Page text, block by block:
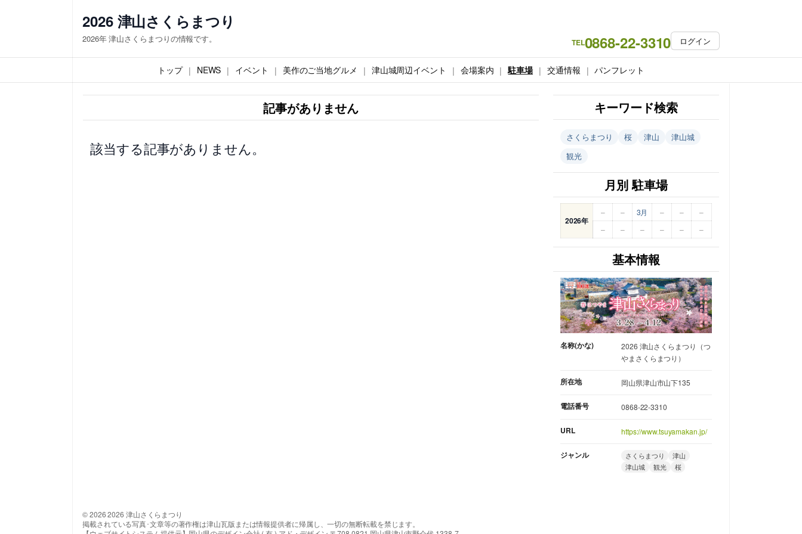
ス
キ
2026 津山さくらまつり
2026年 津山さくらまつりの情報です。 TEL0868-22-3310 ログイン
トップ NEWS イベント 美作のご当地グルメ 津山城周辺イベント 会場案内 駐車場 交通情報 パンフレット
記事がありません
該当する記事がありません。
キーワード検索
さくらまつり 桜 津山
津山城
観光
月別 駐車場
2026年
– – 3月 – –
–
–
– – – – –
基本情報
名称(かな)
2026 津山さくらまつり（つ
やまさくらまつり）
所在地 岡山県津山市山下135
電話番号 0868-22-3310
URL https://www.tsuyamakan.jp/
ジャンル さくらまつり
津山
津山城
観光 桜
© 2026 2026 津山さくらまつり
掲載されている写真･文章等の著作権は津山瓦版または情報提供者に帰属し、一切の無断転載を禁じます。